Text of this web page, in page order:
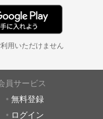
用いただけません
員サービス
無料登録
ログイン